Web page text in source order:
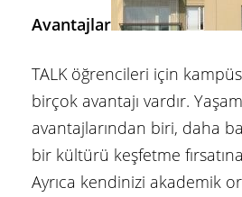
Avantajlar
TALK öğrencileri için kampüs
birçok avantajı vardır.
avantajlarından biri, daha
bir kültürü keşfetme
Ayrıca kendinizi akademik